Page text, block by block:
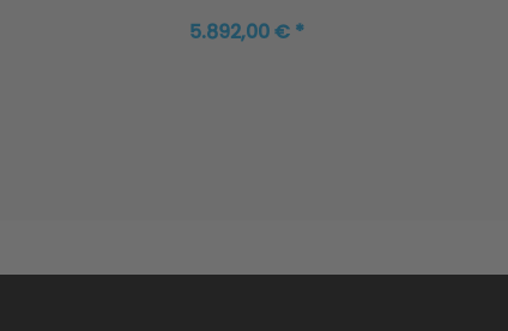
G80/G81
5.892,00 € *